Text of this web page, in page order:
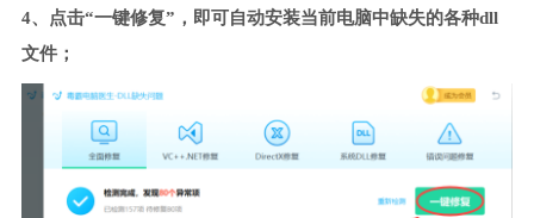
4、点击“一键修复”，即可自动安装当前电脑中缺失的各种dll
文件；